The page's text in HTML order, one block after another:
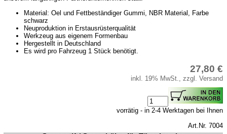
Material: Oel und Fettbeständiger Gummi, NBR Material, Farbe
schwarz
Neuproduktion in Erstausrüsterqualität
Werkzeug aus eigenem Formenbau
Hergestellt in Deutschland
Es wird pro Fahrzeug 1 Stück benötigt.
27,80 €
inkl. 19% MwSt., zzgl. Versand
vorrätig - in 2-4 Werktagen bei Ihnen
Art.Nr. 7004